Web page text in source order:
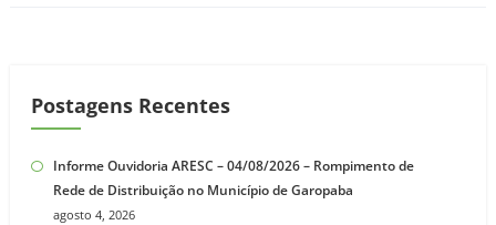
Postagens Recentes
Informe Ouvidoria ARESC – 04/08/2026 – Rompimento de
Rede de Distribuição no Município de Garopaba
agosto 4, 2026